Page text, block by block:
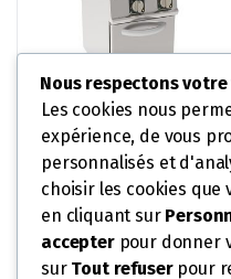
FRITEUSE ÉLECTRIQUE SUR
COFFRE 2 X 8 L – SUR
COFFRE – COMMANDES
MÉCANIQUES
4 001,00€
Le
prix
initial
2 800,70 €
Le
prix
actuel
AJOUTER AU
PANIER
UGS : FR48FE7
Nous respectons
Les cookies nous
expérience, de vous
personnalisés et
choisir les cookies que
en cliquant sur
accepterpour donner
sur Tout refuserpour